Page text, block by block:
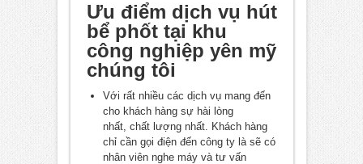
Ưu điểm dịch vụ hút
bể phốt tại khu
công nghiệp yên mỹ
chúng tôi
Với rất nhiều các dịch vụ mang đến
cho khách hàng sự hài lòng
nhất, chất lượng nhất. Khách hàng
chỉ cần gọi điện đến công ty là sẽ có
nhân viên nghe máy và tư vấn